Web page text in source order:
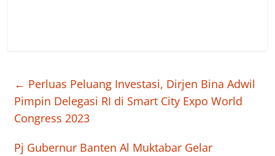
← Perluas Peluang Investasi, Dirjen Bina Adwil
Pimpin Delegasi RI di Smart City Expo World
Congress 2023
Pj Gubernur Banten Al Muktabar Gelar